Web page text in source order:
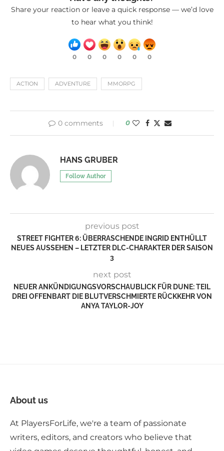
Share your reaction or leave a quick response — we’d love
to hear what you think!
0 0 0 0 0 0
ACTION ADVENTURE MMORPG
0 comments 0
HANS GRUBER
Follow Author
previous post
STREET FIGHTER 6: ÜBERRASCHENDE INGRID ENTHÜLLT
NEUES AUSSEHEN – LETZTER DLC-CHARAKTER DER SAISON
3
next post
NEUER ANKÜNDIGUNGSVORSCHAUBLICK FÜR DUNE: TEIL
DREI OFFENBART DIE BLUTVERSCHMIERTE RÜCKKEHR VON
ANYA TAYLOR-JOY
About us
At PlayersForLife, we're a team of passionate
writers, editors, and creators who believe that